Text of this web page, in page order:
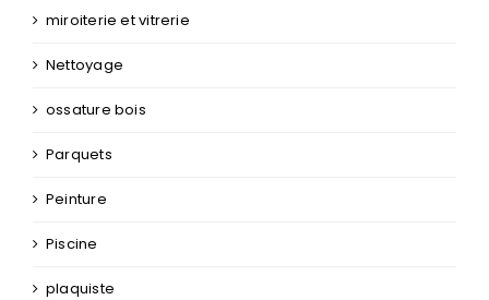
miroiterie et vitrerie
Nettoyage
ossature bois
Parquets
Peinture
Piscine
plaquiste